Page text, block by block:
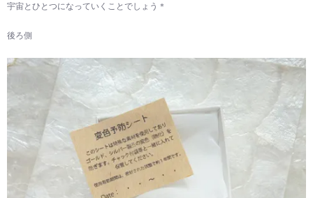
宇宙とひとつになっていくことでしょう＊
後ろ側